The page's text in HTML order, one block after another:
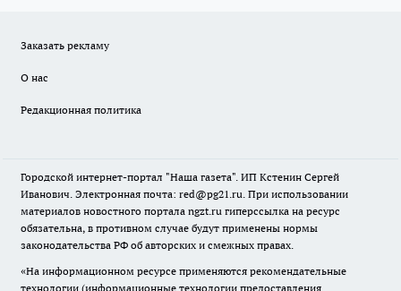
Заказать рекламу
О нас
Редакционная политика
Городской интернет-портал "Наша газета". ИП Кстенин Сергей
Иванович. Электронная почта: red@pg21.ru. При использовании
материалов новостного портала ngzt.ru гиперссылка на ресурс
обязательна, в противном случае будут применены нормы
законодательства РФ об авторских и смежных правах.
«На информационном ресурсе применяются рекомендательные
технологии (информационные технологии предоставления